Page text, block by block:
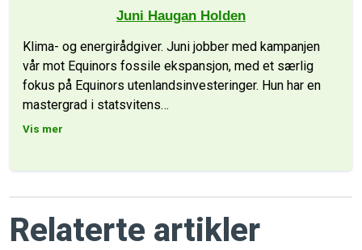
Juni Haugan Holden
Klima- og energirådgiver. Juni jobber med kampanjen
vår mot Equinors fossile ekspansjon, med et særlig
fokus på Equinors utenlandsinvesteringer. Hun har en
mastergrad i statsvitens…
Vis mer
Relaterte artikler